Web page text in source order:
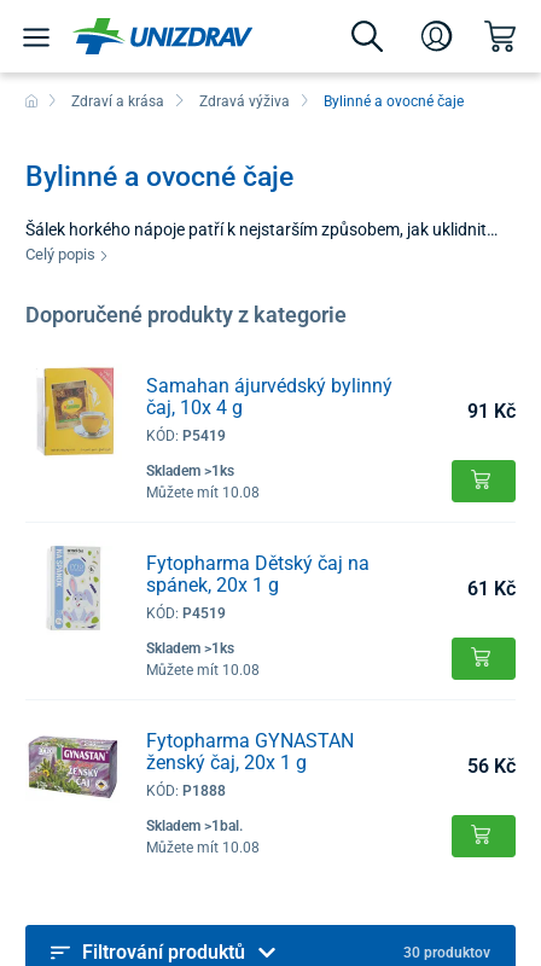
Zdraví a krása Zdravá výživa Bylinné a ovocné čaje
Bylinné a ovocné čaje
Šálek horkého nápoje patří k nejstarším způsobem, jak uklidnit
mysl a podpořit tělesné zdraví. Kategorie bylinné a ovocné čaje
probouzení až po večerní odpočinek. Ať už hledáte cílenou pomoc
z přírodní lékárny, nebo si jen chcete vychutnat chvilku klidu,
okamžitý pocit pohody.
Celý popis
Doporučené produkty z kategorie
Samahan ájurvédský bylinný
čaj, 10x 4 g
KÓD: P5419
Skladem >1ks
Můžete mít 10.08
91 Kč
Fytopharma Dětský čaj na
spánek, 20x 1 g
KÓD: P4519
Skladem >1ks
Můžete mít 10.08
61 Kč
Fytopharma GYNASTAN
ženský čaj, 20x 1 g
KÓD: P1888
Skladem >1bal.
Můžete mít 10.08
56 Kč
Filtrování produktů 30 produktov